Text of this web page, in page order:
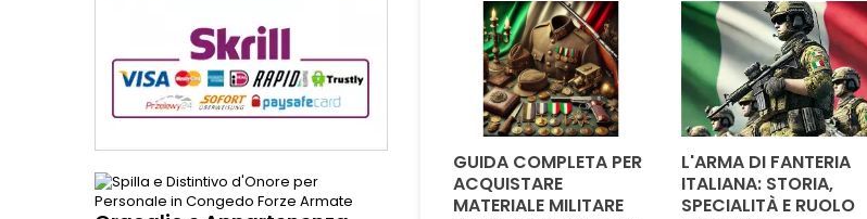
per onorare...
l'onore e...
LA CORDURA
E IL NYLON NEI
PERSONALIZZARE
PATCH CON NUMERO
GUIDA COMPLETA PER
ACQUISTARE
MATERIALE MILITARE
L'ARMA DI FANTERIA
ITALIANA: STORIA,
SPECIALITÀ E RUOLO